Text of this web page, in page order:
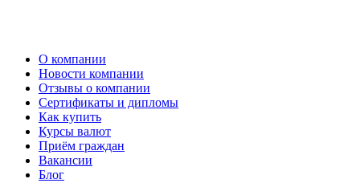
О компании
Новости компании
Отзывы о компании
Сертификаты и дипломы
Как купить
Курсы валют
Приём граждан
Вакансии
Блог